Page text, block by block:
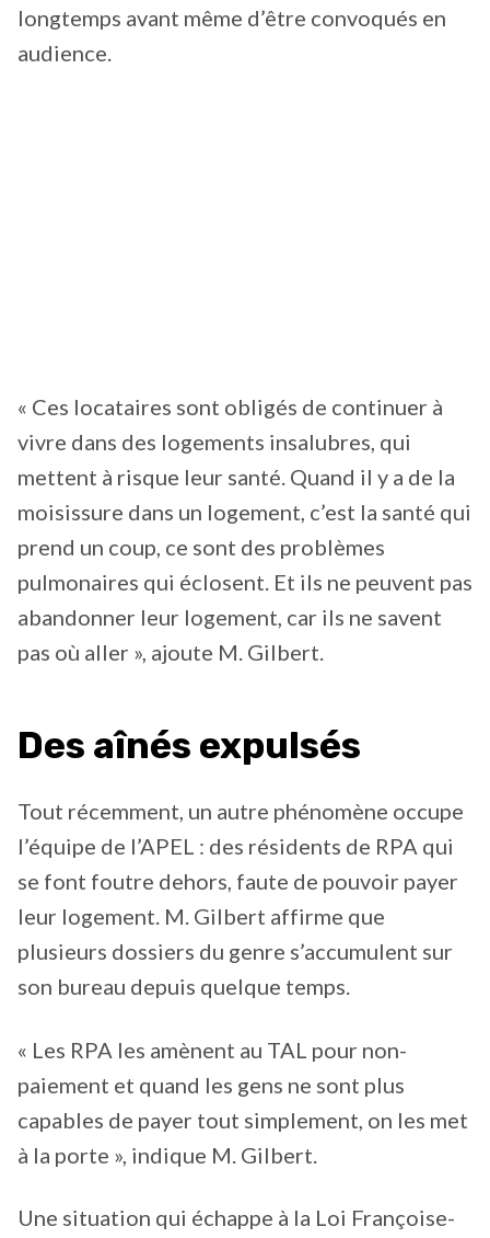
longtemps avant même d’être convoqués en
audience.
« Ces locataires sont obligés de continuer à
vivre dans des logements insalubres, qui
mettent à risque leur santé. Quand il y a de la
moisissure dans un logement, c’est la santé qui
prend un coup, ce sont des problèmes
pulmonaires qui éclosent. Et ils ne peuvent pas
abandonner leur logement, car ils ne savent
pas où aller », ajoute M. Gilbert.
Des aînés expulsés
Tout récemment, un autre phénomène occupe
l’équipe de l’APEL : des résidents de RPA qui
se font foutre dehors, faute de pouvoir payer
leur logement. M. Gilbert affirme que
plusieurs dossiers du genre s’accumulent sur
son bureau depuis quelque temps.
« Les RPA les amènent au TAL pour non-
paiement et quand les gens ne sont plus
capables de payer tout simplement, on les met
à la porte », indique M. Gilbert.
Une situation qui échappe à la Loi Françoise-